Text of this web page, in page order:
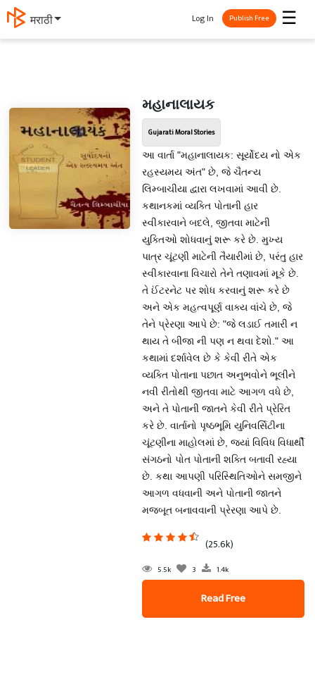
मराठी ☰
Log In Publish Free
મહાનાલાયક
Gujarati Moral Stories
આ વાર્તા "મહાનાલાયક: સૂર્યોદય નો એક
રહસ્યમય અંત" છે, જે ચૈતન્ય
લિમ્બાચીયા દ્વારા લખવામાં આવી છે.
કથાનકમાં વ્યક્તિ પોતાની હાર
સ્વીકારવાને બદલે, જીતવા માટેની
યુક્તિઓ શોધવાનું શરૂ કરે છે. મુખ્ય
પાત્ર ચૂંટણી માટેની તૈયારીમાં છે, પરંતુ હાર
સ્વીકારવાના વિચારો તેને તણાવમાં મૂકે છે.
તે ઈંટરનેટ પર શોધ કરવાનું શરૂ કરે છે
અને એક મહત્વપૂર્ણ વાક્ય વાંચે છે, જે
તેને પ્રેરણા આપે છે: "જે લડાઈ તમારી ન
થાય તે બીજા ની પણ ન થવા દેશો." આ
કથામાં દર્શાવેલ છે કે કેવી રીતે એક
વ્યક્તિ પોતાના પછાત અનુભવોને ભૂલીને
નવી રીતોથી જીતવા માટે આગળ વધે છે,
અને તે પોતાની જાતને કેવી રીતે પ્રેરિત
કરે છે. વાર્તાનો પૃષ્ઠભૂમિ યુનિવર્સિટીના
ચૂંટણીના માહોલમાં છે, જ્યાં વિવિધ વિધાર્થી
સંગઠનો પોત પોતાની શક્તિ બતાવી રહ્યા
છે. કથા આપણી પરિસ્થિતિઓને સમજીને
આગળ વધવાની અને પોતાની જાતને
મજબૂત બનાવવાની પ્રેરણા આપે છે.
(25.6k)
5.5k 3 1.4k
Read Free